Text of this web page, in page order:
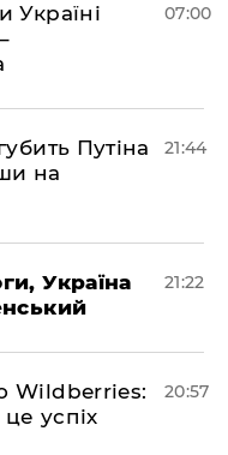
Україні
07:00
Путіна
на
21:44
Україна
21:22
Wildberries:
успіх
20:57